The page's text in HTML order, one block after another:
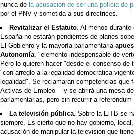
nunca de la acusación de ser una polícia de
por el PNV y sometida a sus directrices.
Revitalizar el Estatuto. Al menos
España no estarán pendientes de planes
El Gobienro y la mayoría parlamentaria
Autonomía, "elemento indespensable de
Pero lo quieren hacer "desde el consenso
"con arreglo a la legalidad democrática
legalidad". Se reclamarán competencias
Activas de Empleo— y se abrirá una mesa
parlamentarias, pero sin recurrir a
La televisión pública. Sobre la EiTB se
siempre. Es cierto que no hay gobierno,
acusación de manipular la televisión que